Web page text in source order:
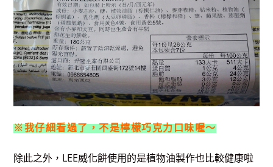
※我仔細看過了，不是檸檬巧克力口味喔～
除此之外，LEE威化餅使用的是植物油製作也比較健康啦